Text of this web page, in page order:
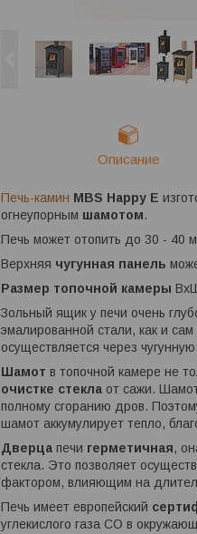
Описание
Печь-камин MBS Happy E
огнеупорным шамотом.
Печь может отопить до 30 - 40
Верхняя чугунная панель
Размер топочной камеры
Зольный ящик у печи очень
эмалированной стали, как и
осуществляется через
Шамот в топочной камере не
очистке стекла от сажи.
полному сгоранию дров.
шамот аккумулирует тепло,
Дверца печи герметичная,
стекла. Это позволяет
фактором, влияющим на
Печь имеет европейский
углекислого газа CO в